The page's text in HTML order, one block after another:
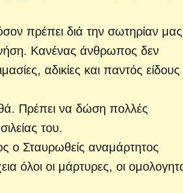
πρέπει διά την σωτηρίαν
Κανένας άνθρωπος δεν
αδικίες και παντός είδους
Πρέπει να δώση πολλές
του.
ο Σταυρωθείς αναμάρτητος
όλοι οι μάρτυρες, οι